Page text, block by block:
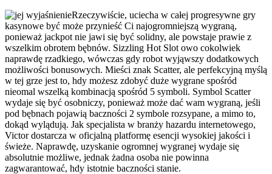
Rzeczywiście, uciecha w całej progresywne gry
kasynowe być może przynieść Ci najogromniejszą wygraną,
ponieważ jackpot nie jawi się być solidny, ale powstaje prawie z
wszelkim obrotem bębnów. Sizzling Hot Slot owo cokolwiek
naprawdę rzadkiego, wówczas gdy robot wyjąwszy dodatkowych
możliwości bonusowych. Mieści znak Scatter, ale perfekcyjną myślą
w tej grze jest to, hdy możesz zdobyć duże wygrane spośród
nieomal wszelką kombinacją spośród 5 symboli. Symbol Scatter
wydaje się być osobniczy, ponieważ może dać wam wygraną, jeśli
pod bębnach pojawią baczności 2 symbole rozsypane, a mimo to,
dokąd wylądują. Jak specjalista w branży hazardu internetowego,
Victor dostarcza w oficjalną platformę esencji wysokiej jakości i
świeże. Naprawdę, uzyskanie ogromnej wygranej wydaje się
absolutnie możliwe, jednak żadna osoba nie powinna
zagwarantować, hdy istotnie baczności stanie.